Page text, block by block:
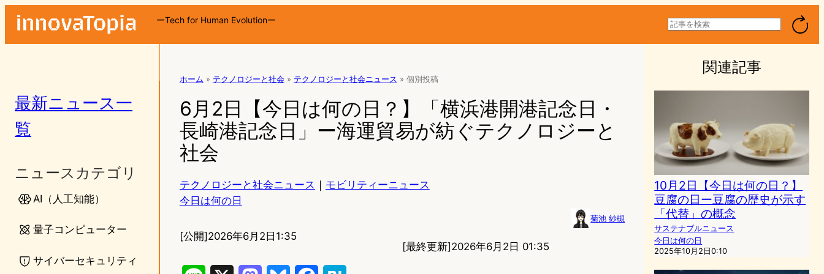
ーTech for Human Evolutionー
検
索
最新ニュース一
覧
ニュースカテゴリ
AI（人工知能）
量子コンピューター
サイバーセキュリティ
ホーム » テクノロジーと社会 » テクノロジーと社会ニュース » 個別投稿
6月2日【今日は何の日？】「横浜港開港記念日・
長崎港記念日」ー海運貿易が紡ぐテクノロジーと
社会
テクノロジーと社会ニュース ｜ モビリティーニュース
今日は何の日
菊池 紗槻
[公開]2026年6月2日1:35
[最終更新]2026年6月2日 01:35
関連記事
10月2日【今日は何の日？】
豆腐の日ー豆腐の歴史が示す
「代替」の概念
サステナブルニュース
今日は何の日
2025年10月2日0:10